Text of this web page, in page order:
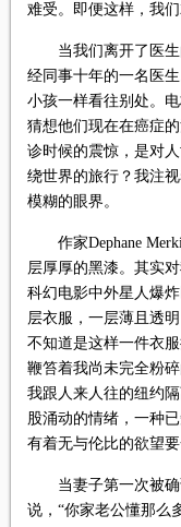
难受。即便这样，我
当我们离开了医生
经同事十年的一名医
小孩一样看往别处。
猜想他们现在在癌症
诊时候的震惊，是对
绕世界的旅行？我注
模糊的眼界。
作家Dephane
层厚厚的黑漆。其实
科幻电影中外星人爆
层衣服，一层薄且透
不知道是这样一件衣
鞭笞着我尚未完全粉
我跟人来人往的纽约
股涌动的情绪，一种
有着无与伦比的欲望
当妻子第一次被确
说，“你家老公懂那么